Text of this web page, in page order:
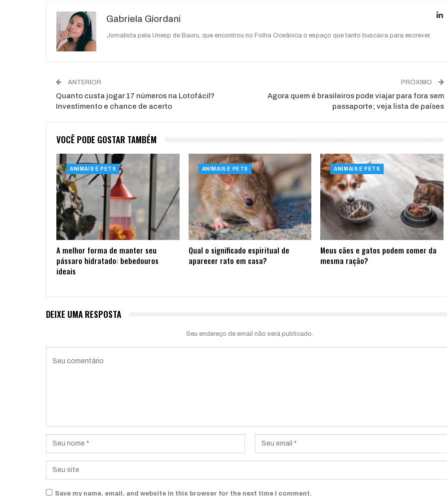
Gabriela Giordani
Jornalista pela Unesp de Bauru, que encontrou no Folha Oceânica o espaço que tanto buscava para escrever.
ANTERIOR
Quanto custa jogar 17 números na Lotofácil?
Investimento e chance de acerto
PRÓXIMO
Agora quem é brasileiros pode viajar para fora sem
passaporte; veja lista de países
VOCÊ PODE GOSTAR TAMBÉM
ANIMAIS E PETS
A melhor forma de manter seu
pássaro hidratado: bebedouros
ideais
ANIMAIS E PETS
Qual o significado espiritual de
aparecer rato em casa?
ANIMAIS E PETS
Meus cães e gatos podem comer da
mesma ração?
DEIXE UMA RESPOSTA
Seu endereço de email não será publicado.
Save my name, email, and website in this browser for the next time I comment.